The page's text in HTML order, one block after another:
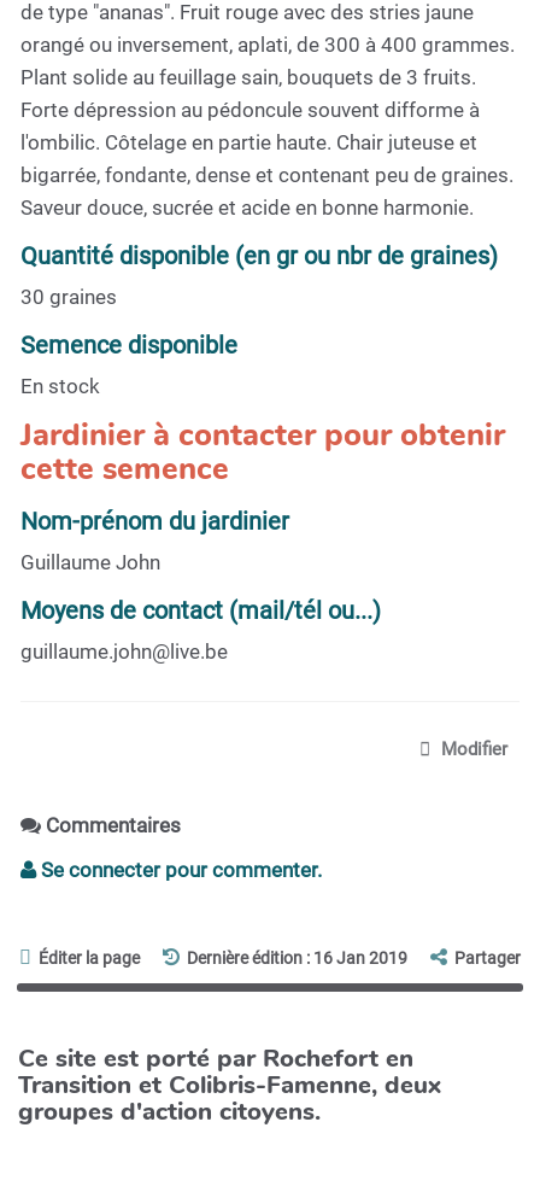
de type "ananas". Fruit rouge avec des stries jaune
orangé ou inversement, aplati, de 300 à 400 grammes.
Plant solide au feuillage sain, bouquets de 3 fruits.
Forte dépression au pédoncule souvent difforme à
l'ombilic. Côtelage en partie haute. Chair juteuse et
bigarrée, fondante, dense et contenant peu de graines.
Saveur douce, sucrée et acide en bonne harmonie.
Quantité disponible (en gr ou nbr de graines)
30 graines
Semence disponible
En stock
Jardinier à contacter pour obtenir
cette semence
Nom-prénom du jardinier
Guillaume John
Moyens de contact (mail/tél ou...)
guillaume.john@live.be
Modifier
Commentaires
Se connecter pour commenter.
Éditer la page Dernière édition : 16 Jan 2019 Partager
Ce site est porté par Rochefort en
Transition et Colibris-Famenne, deux
groupes d'action citoyens.